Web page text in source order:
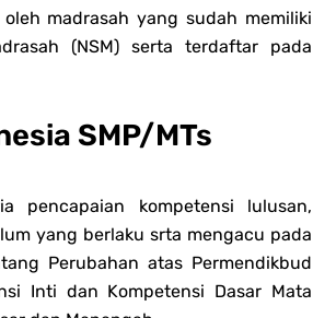
madrasah yang sudah memiliki
(NSM) serta terdaftar pada
SMP/MTs
pencapaian kompetensi lulusan,
yang berlaku srta mengacu pada
Perubahan atas Permendikbud
Inti dan Kompetensi Dasar Mata